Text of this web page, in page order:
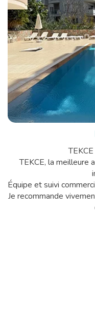
TEKCE, la meilleure
Équipe et suivi
Je recommande